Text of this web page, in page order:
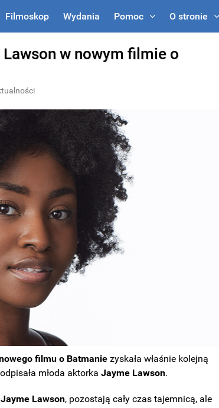
Filmoskop Wydania Pomoc O stronie
w nowym filmie o
filmu o Batmanie zyskała właśnie kolejną
młoda aktorkaJayme Lawson.
Jayme Lawson, pozostają cały czas tajemnicą, ale